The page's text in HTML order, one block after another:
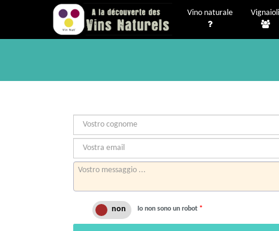
Vino naturale Vignaioli
Io non sono un robot *